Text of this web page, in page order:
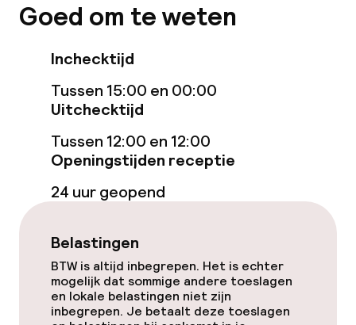
Schoonmaakvoorzieningen
Zakelijke faciliteiten
Beleid
Borg bij aankomst
Goed om te weten
Inchecktijd
Tussen 15:00 en 00:00
Uitchecktijd
Tussen 12:00 en 12:00
Openingstijden receptie
24 uur geopend
Belastingen
BTW is altijd inbegrepen. Het is echter
mogelijk dat sommige andere toeslagen
en lokale belastingen niet zijn
inbegrepen. Je betaalt deze toeslagen